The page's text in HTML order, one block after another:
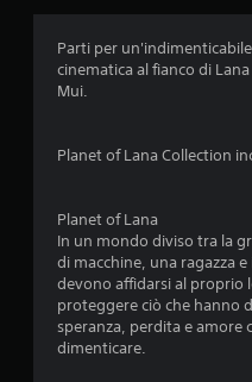
Parti per
cinematica al fianco di
Mui.
Planet of Lana Collection
Planet of Lana
In un mondo diviso tra la
di macchine, una ragazza
devono affidarsi al proprio
proteggere ciò che hanno
speranza, perdita e amore
dimenticare.